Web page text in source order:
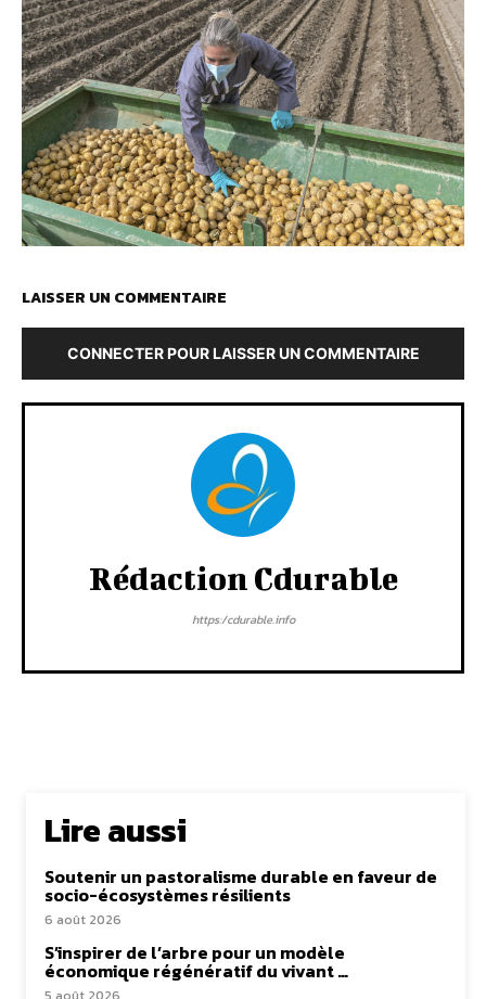
LAISSER UN COMMENTAIRE
CONNECTER POUR LAISSER UN COMMENTAIRE
Rédaction Cdurable
https:/cdurable.info
Lire aussi
Soutenir un pastoralisme durable en faveur de
socio-écosystèmes résilients
6 août 2026
S’inspirer de l’arbre pour un modèle
économique régénératif du vivant …